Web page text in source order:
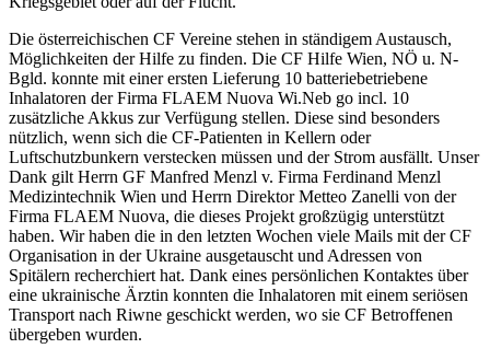
Die österreichischen CF Vereine stehen in ständigem Austausch,
Möglichkeiten der Hilfe zu finden. Die CF Hilfe Wien, NÖ u. N-
Bgld. konnte mit einer ersten Lieferung 10 batteriebetriebene
Inhalatoren der Firma FLAEM Nuova Wi.Neb go incl. 10
zusätzliche Akkus zur Verfügung stellen. Diese sind besonders
nützlich, wenn sich die CF-Patienten in Kellern oder
Luftschutzbunkern verstecken müssen und der Strom ausfällt. Unser
Dank gilt Herrn GF Manfred Menzl v. Firma Ferdinand Menzl
Medizintechnik Wien und Herrn Direktor Metteo Zanelli von der
Firma FLAEM Nuova, die dieses Projekt großzügig unterstützt
haben. Wir haben die in den letzten Wochen viele Mails mit der CF
Organisation in der Ukraine ausgetauscht und Adressen von
Spitälern recherchiert hat. Dank eines persönlichen Kontaktes über
eine ukrainische Ärztin konnten die Inhalatoren mit einem seriösen
Transport nach Riwne geschickt werden, wo sie CF Betroffenen
übergeben wurden.